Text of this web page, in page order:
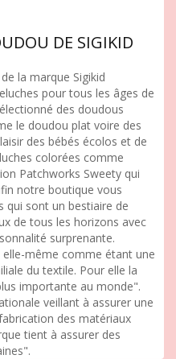
DE SIGIKID
la marque Sigikid
pour tous les âges de
des doudous
le doudou plat voire des
des bébés écolos et de
colorées comme
Patchworks Sweety qui
notre boutique vous
qui sont un bestiaire de
de tous les horizons avec
surprenante.
même comme étant une
du textile. Pour elle la
importante au monde".
veillant à assurer une
des matériaux
tient à assurer des